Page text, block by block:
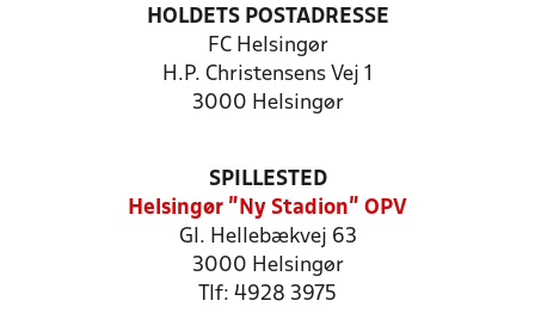
HOLDETS POSTADRESSE
FC Helsingør
H.P. Christensens Vej 1
3000 Helsingør
SPILLESTED
Helsingør "Ny Stadion" OPV
Gl. Hellebækvej 63
3000 Helsingør
Tlf: 4928 3975